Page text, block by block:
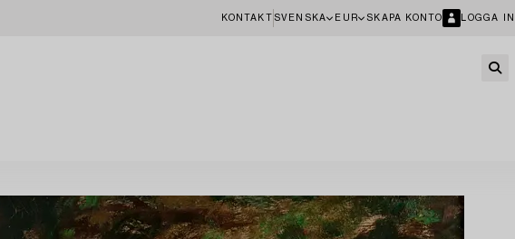
KONTAKT SVENSKA EUR SKAPA KONTO LOGGA IN